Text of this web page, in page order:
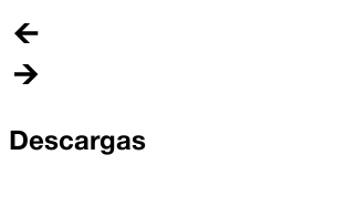
Descargas